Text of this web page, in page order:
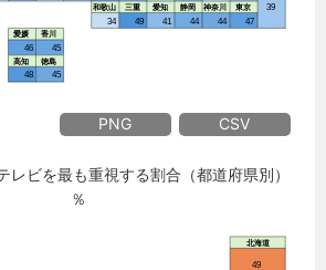
PNG CSV
レビを最も重視する割合（都道府県別）
％